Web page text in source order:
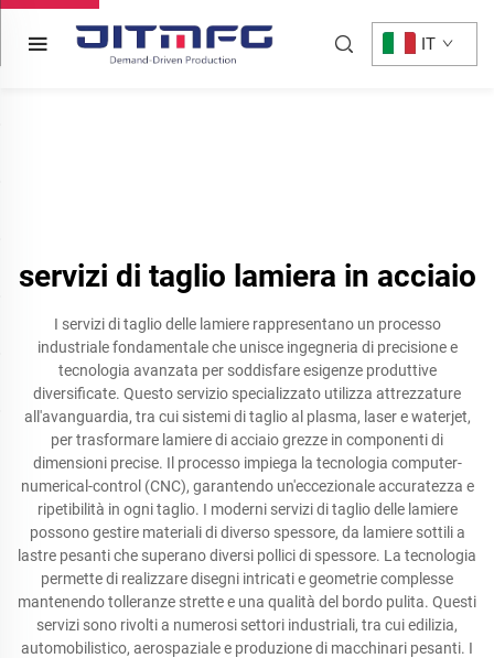
IT
servizi di taglio lamiera in acciaio
I servizi di taglio delle lamiere rappresentano un processo
industriale fondamentale che unisce ingegneria di precisione e
tecnologia avanzata per soddisfare esigenze produttive
diversificate. Questo servizio specializzato utilizza attrezzature
all'avanguardia, tra cui sistemi di taglio al plasma, laser e waterjet,
per trasformare lamiere di acciaio grezze in componenti di
dimensioni precise. Il processo impiega la tecnologia computer-
numerical-control (CNC), garantendo un'eccezionale accuratezza e
ripetibilità in ogni taglio. I moderni servizi di taglio delle lamiere
possono gestire materiali di diverso spessore, da lamiere sottili a
lastre pesanti che superano diversi pollici di spessore. La tecnologia
permette di realizzare disegni intricati e geometrie complesse
mantenendo tolleranze strette e una qualità del bordo pulita. Questi
servizi sono rivolti a numerosi settori industriali, tra cui edilizia,
automobilistico, aerospaziale e produzione di macchinari pesanti. I